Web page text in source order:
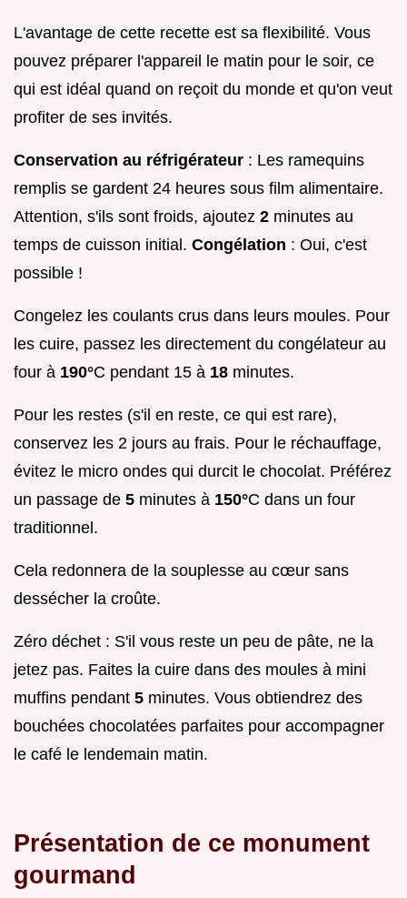
L'avantage de cette recette est sa flexibilité. Vous
pouvez préparer l'appareil le matin pour le soir, ce
qui est idéal quand on reçoit du monde et qu'on veut
profiter de ses invités.
Conservation au réfrigérateur : Les ramequins
remplis se gardent 24 heures sous film alimentaire.
Attention, s'ils sont froids, ajoutez 2 minutes au
temps de cuisson initial. Congélation : Oui, c'est
possible !
Congelez les coulants crus dans leurs moules. Pour
les cuire, passez les directement du congélateur au
four à 190°C pendant 15 à 18 minutes.
Pour les restes (s'il en reste, ce qui est rare),
conservez les 2 jours au frais. Pour le réchauffage,
évitez le micro ondes qui durcit le chocolat. Préférez
un passage de 5 minutes à 150°C dans un four
traditionnel.
Cela redonnera de la souplesse au cœur sans
dessécher la croûte.
Zéro déchet : S'il vous reste un peu de pâte, ne la
jetez pas. Faites la cuire dans des moules à mini
muffins pendant 5 minutes. Vous obtiendrez des
bouchées chocolatées parfaites pour accompagner
le café le lendemain matin.
Présentation de ce monument
gourmand